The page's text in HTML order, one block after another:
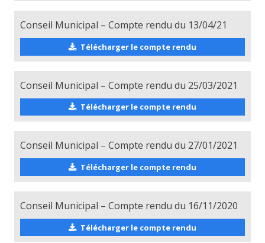
Conseil Municipal – Compte rendu du 13/04/21
Télécharger le compte rendu
Conseil Municipal – Compte rendu du 25/03/2021
Télécharger le compte rendu
Conseil Municipal – Compte rendu du 27/01/2021
Télécharger le compte rendu
Conseil Municipal – Compte rendu du 16/11/2020
Télécharger le compte rendu